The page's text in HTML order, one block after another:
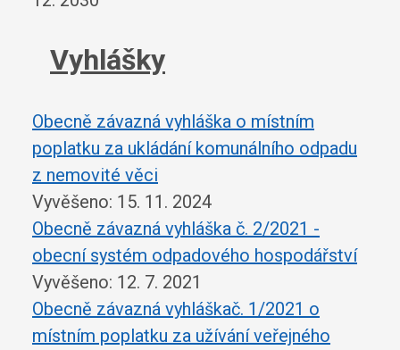
Vyhlášky
Obecně závazná vyhláška o místním
poplatku za ukládání komunálního odpadu
z nemovité věci
Vyvěšeno: 15. 11. 2024
Obecně závazná vyhláška č. 2/2021 -
obecní systém odpadového hospodářství
Vyvěšeno: 12. 7. 2021
Obecně závazná vyhláškač. 1/2021 o
místním poplatku za užívání veřejného